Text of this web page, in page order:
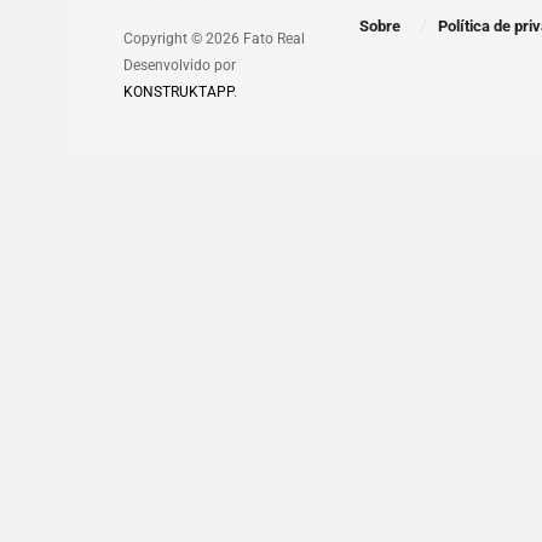
Copyright © 2026 Fato Real
Desenvolvido por
KONSTRUKTAPP.
Sobre Política de